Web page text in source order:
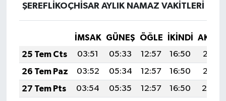
ŞEREFLİKOÇHİSAR AYLIK NAMAZ VAKITLERI
İMSAK GÜNEŞ ÖĞLE İKINDI
25 Tem Cts
03:51 05:33 12:57 16:50
20:11
26 Tem Paz
03:52 05:34 12:57 16:50
20:11
27 Tem Pts
03:54 05:35 12:57 16:50
20:10